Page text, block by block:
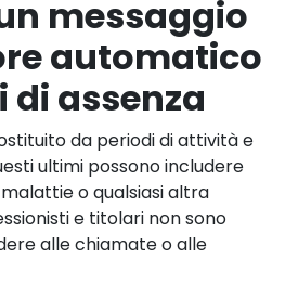
messaggio
automatico
di assenza
da periodi di attività e
ultimi possono includere
o qualsiasi altra
e titolari non sono
alle chiamate o alle